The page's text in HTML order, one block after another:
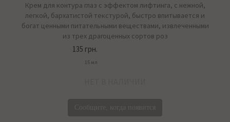
Крем для контура глаз с эффектом лифтинга, с нежной,
легкой, бархатистой текстурой, быстро впитывается и
богат ценными питательными веществами, извлеченными
из трех драгоценных сортов роз
135 грн.
15 мл